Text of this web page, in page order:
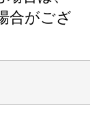
合がござ